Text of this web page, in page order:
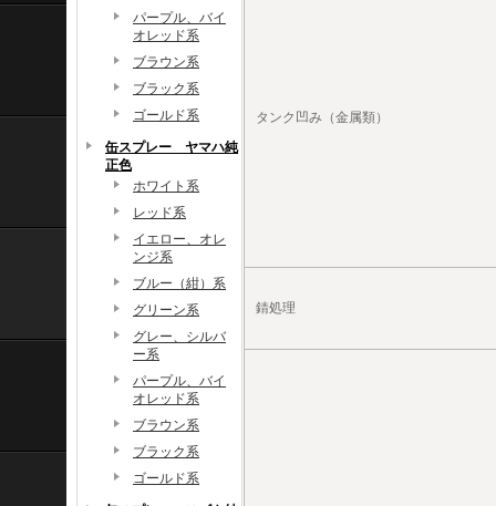
パープル、バイ
オレッド系
ブラウン系
ブラック系
ゴールド系
缶スプレー ヤマハ純
正色
ホワイト系
レッド系
イエロー、オレ
ンジ系
ブルー（紺）系
グリーン系
グレー、シルバ
ー系
パープル、バイ
オレッド系
ブラウン系
ブラック系
ゴールド系
タンク凹み（金属類）
錆処理